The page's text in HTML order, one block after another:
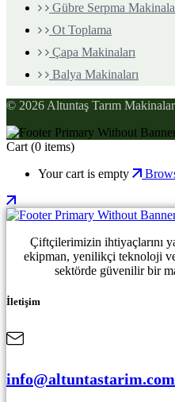
Gübre Serpma
Ot Toplama
Çapa Makinaları
Balya Makinaları
© 2026 Altuntaş Tarım
Cart (0 items)
Your cart is empty
Çiftçilerimizin ihtiyaçlarını
ekipman, yenilikçi teknoloji
sektörde güvenilir bir
İletişim
info@altuntastarim.com